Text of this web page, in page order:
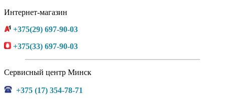
Интернет-магазин
+375(29) 697-90-03
+375(33) 697-90-03
Сервисный центр Минск
+375 (17) 354-78-71